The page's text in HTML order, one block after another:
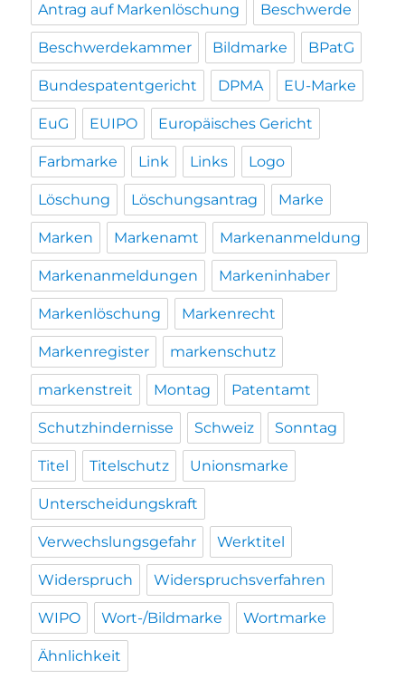
Antrag auf Markenlöschung Beschwerde
Beschwerdekammer Bildmarke BPatG
Bundespatentgericht DPMA EU-Marke
EuG EUIPO Europäisches Gericht
Farbmarke Link Links Logo
Löschung Löschungsantrag Marke
Marken Markenamt Markenanmeldung
Markenanmeldungen Markeninhaber
Markenlöschung Markenrecht
Markenregister markenschutz
markenstreit Montag Patentamt
Schutzhindernisse Schweiz Sonntag
Titel Titelschutz Unionsmarke
Unterscheidungskraft
Verwechslungsgefahr Werktitel
Widerspruch Widerspruchsverfahren
WIPO Wort-/Bildmarke Wortmarke
Ähnlichkeit